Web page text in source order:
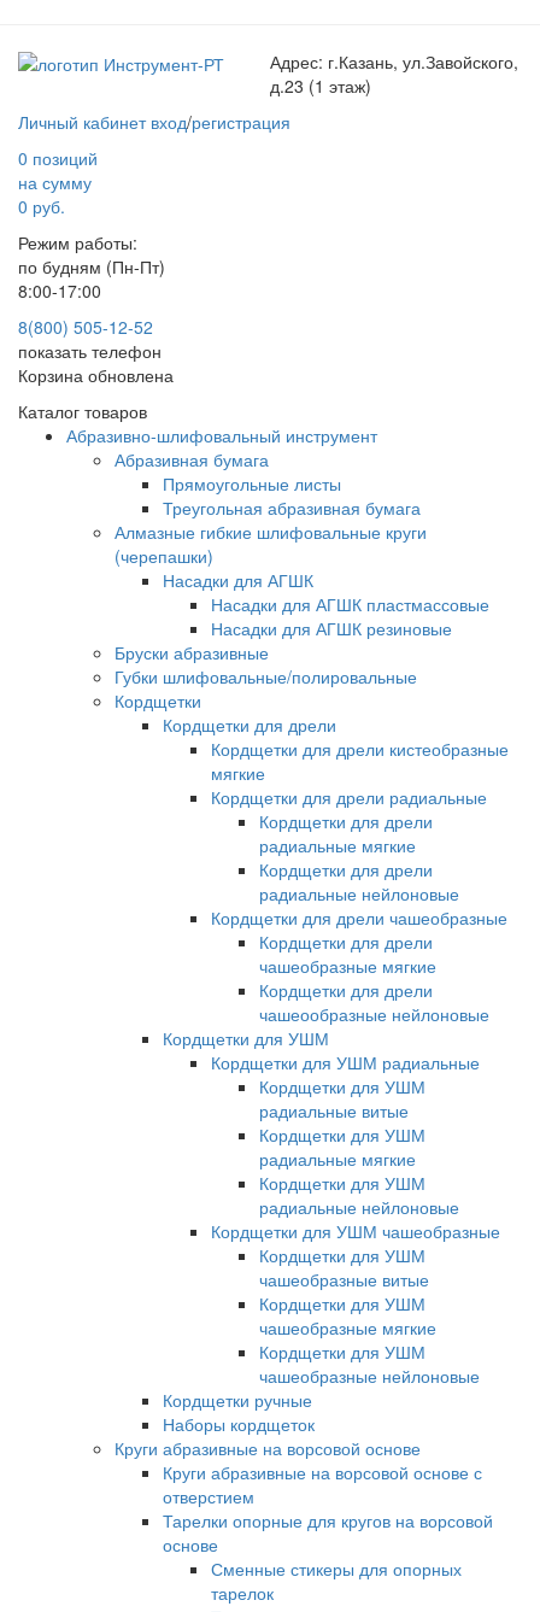
Адрес: г.Казань, ул.Завойского,
д.23 (1 этаж)
Личный кабинет вход/регистрация
0 позиций
на сумму
0 руб.
Режим работы:
по будням (Пн-Пт)
8:00-17:00
8(800) 505-12-52
показать телефон
Корзина обновлена
Каталог товаров
Абразивно-шлифовальный инструмент
Абразивная бумага
Прямоугольные листы
Треугольная абразивная бумага
Алмазные гибкие шлифовальные круги
(черепашки)
Насадки для АГШК
Насадки для АГШК пластмассовые
Насадки для АГШК резиновые
Бруски абразивные
Губки шлифовальные/полировальные
Кордщетки
Кордщетки для дрели
Кордщетки для дрели кистеобразные
мягкие
Кордщетки для дрели радиальные
Кордщетки для дрели
радиальные мягкие
Кордщетки для дрели
радиальные нейлоновые
Кордщетки для дрели чашеобразные
Кордщетки для дрели
чашеобразные мягкие
Кордщетки для дрели
чашеообразные нейлоновые
Кордщетки для УШМ
Кордщетки для УШМ радиальные
Кордщетки для УШМ
радиальные витые
Кордщетки для УШМ
радиальные мягкие
Кордщетки для УШМ
радиальные нейлоновые
Кордщетки для УШМ чашеобразные
Кордщетки для УШМ
чашеобразные витые
Кордщетки для УШМ
чашеобразные мягкие
Кордщетки для УШМ
чашеобразные нейлоновые
Кордщетки ручные
Наборы кордщеток
Круги абразивные на ворсовой основе
Круги абразивные на ворсовой основе с
отверстием
Тарелки опорные для кругов на ворсовой
основе
Сменные стикеры для опорных
тарелок